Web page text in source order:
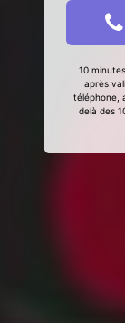
10
après
téléphone,
delà des